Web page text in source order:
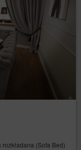
Użytkownik
akceptuje
pomiędzy
zostaje
o świadczenie
Konta.
Serwisu oznacza
dostęp do
w każdym
danych, podany w
(Sofa Bed)